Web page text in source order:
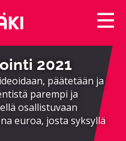
2021
päätetään ja
parempi ja
osallistuvaan
euroa, josta syksyllä